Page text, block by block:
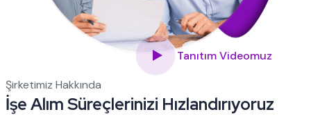
Şirketimiz Hakkında
İşe Alım Süreçlerinizi Hızlandırıyoruz
Tanıtım Videomuz